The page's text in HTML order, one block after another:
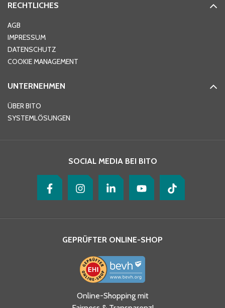
Ort*
Telefon
Ja, ich habe die
Datenschutzhinweise gelesen
RECHTLICHES
AGB
IMPRESSUM
DATENSCHUTZ
COOKIE MANAGEMENT
UNTERNEHMEN
ÜBER BITO
SYSTEMLÖSUNGEN
SOCIAL MEDIA BEI BITO
GEPRÜFTER ONLINE-SHOP
Online-Shopping mit